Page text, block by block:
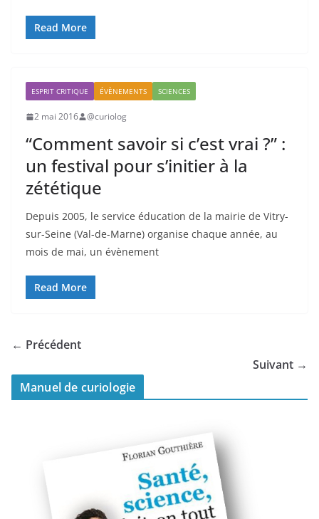
Read More
ESPRIT CRITIQUE ÉVÈNEMENTS SCIENCES
2 mai 2016 @curiolog
“Comment savoir si c’est vrai ?” :
un festival pour s’initier à la
zététique
Depuis 2005, le service éducation de la mairie de Vitry-
sur-Seine (Val-de-Marne) organise chaque année, au
mois de mai, un évènement
Read More
← Précédent
Suivant →
Manuel de curiologie